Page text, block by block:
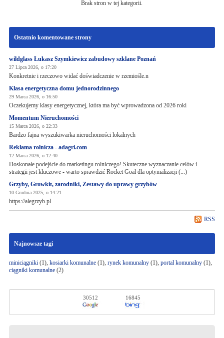
Brak stron w tej kategorii.
Ostatnio komentowane strony
wildglass Łukasz Szymkiewicz zabudowy szklane Poznań
27 Lipca 2026, o 17:20
Konkretnie i rzeczowo widać doświadczenie w rzemiośle.n
Klasa energetyczna domu jednorodzinnego
29 Marca 2026, o 16:50
Oczekujemy klasy energetycznej, która ma być wprowadzona od 2026 roki
Momentum Nieruchomości
15 Marca 2026, o 22:33
Bardzo fajna wyszukiwarka nieruchomości lokalnych
Reklama rolnicza - adagri.com
12 Marca 2026, o 12:40
Doskonałe podejście do marketingu rolniczego! Skuteczne wyznaczanie celów i
strategii jest kluczowe - warto sprawdzić Rocket Goal dla optymalizacji (...)
Grzyby, Growkit, zarodniki, Zestawy do uprawy grzybów
10 Grudnia 2025, o 14:21
https://alegrzyb.pl
RSS
Najnowsze tagi
miniciągniki(1), kosiarki komunalne(1), rynek komunalny(1), portal komunalny(1),
ciągniki komunalne(2)
30512 16845